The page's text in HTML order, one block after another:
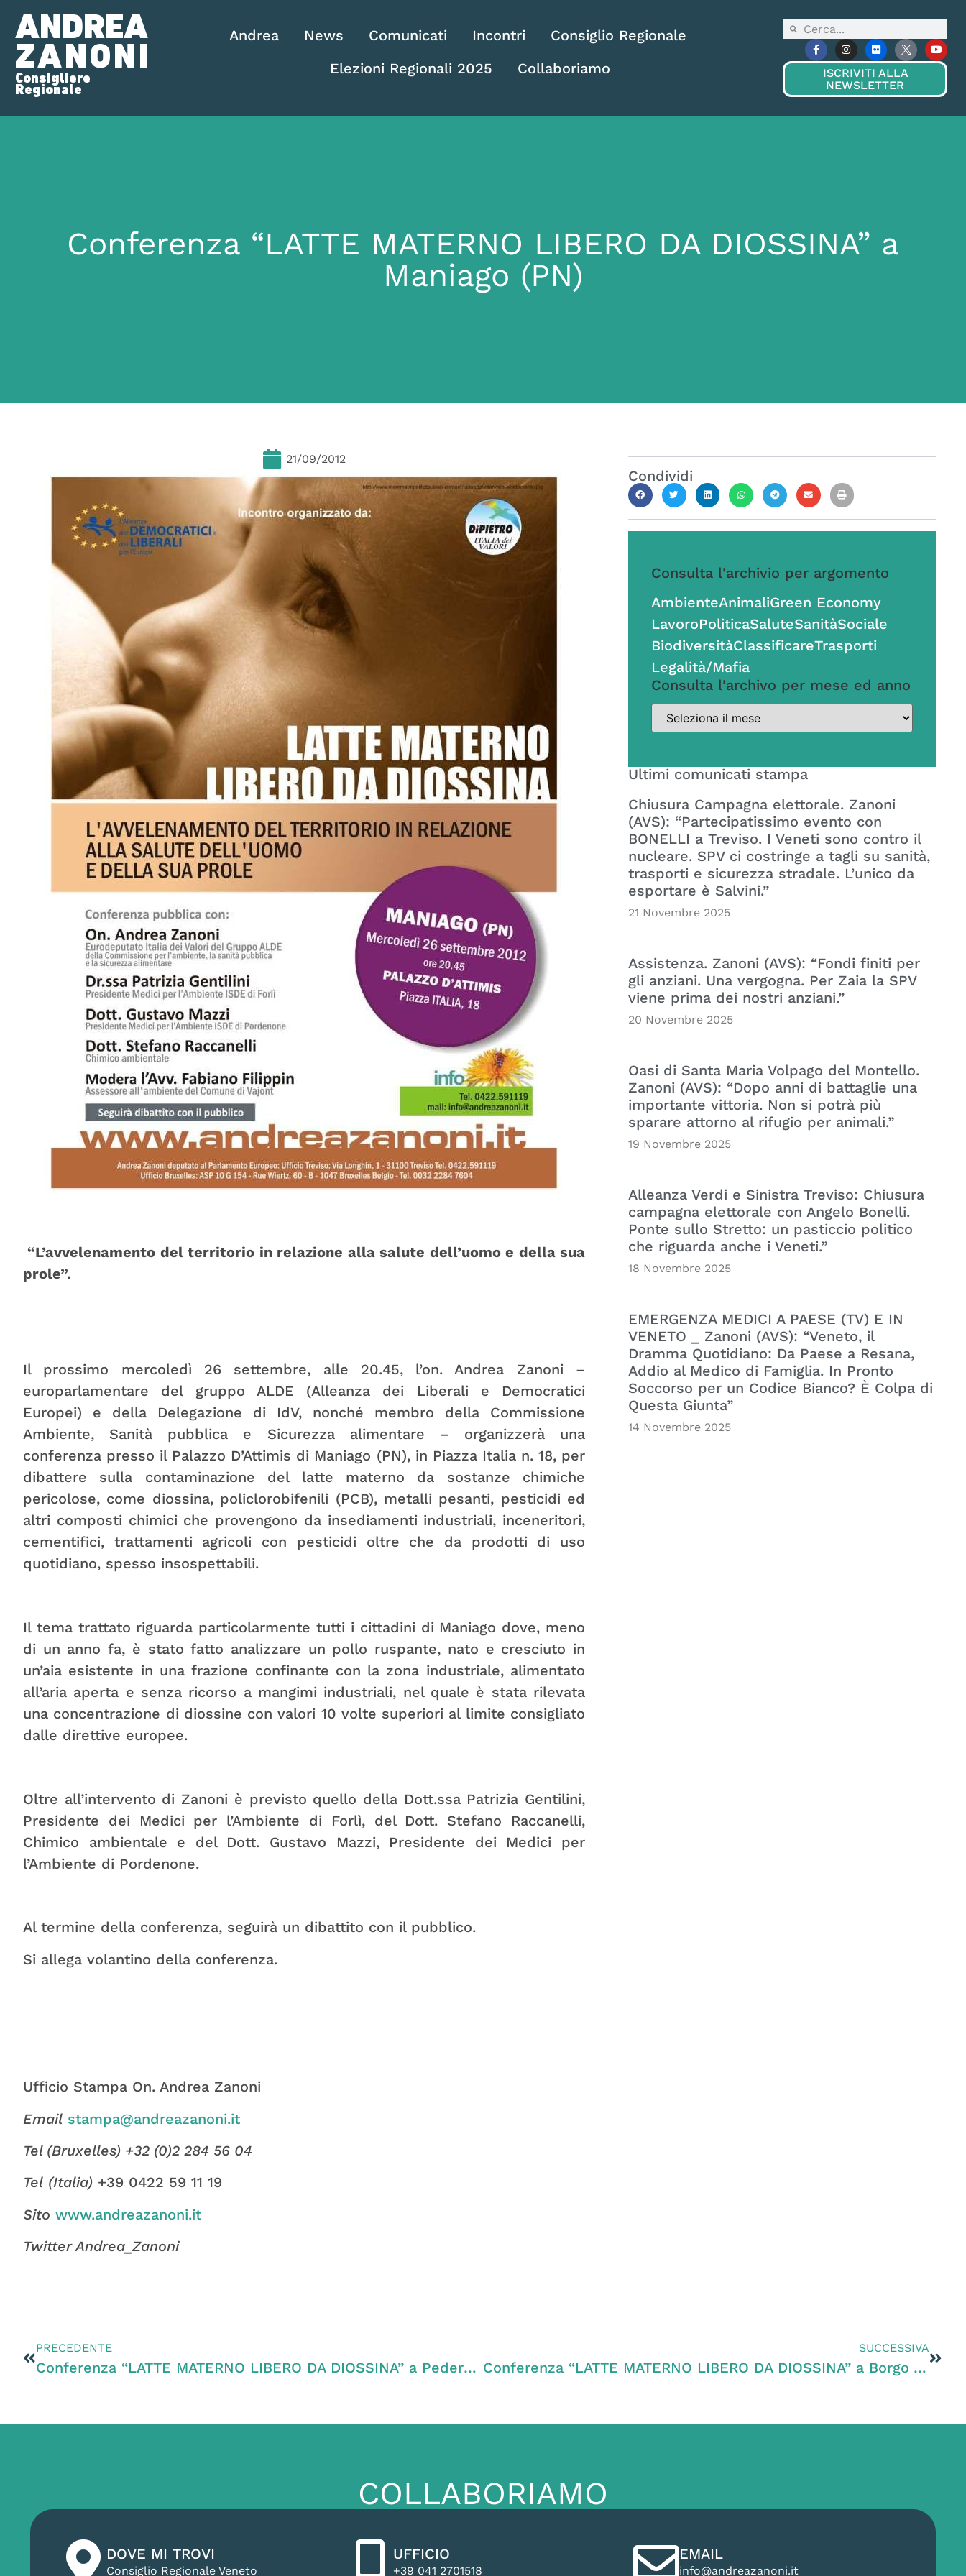
ANDREA
ZANONI
Consigliere
Regionale
Andrea News Comunicati Incontri
Consiglio Regionale
Elezioni Regionali 2025
Collaboriamo
ISCRIVITI ALLA
NEWSLETTER
Conferenza “LATTE MATERNO LIBERO DA DIOSSINA” a
Maniago (PN)
21/09/2012
“L’avvelenamento del territorio in relazione alla salute dell’uomo e della sua
prole”.
Il prossimo mercoledì 26 settembre, alle 20.45, l’on. Andrea Zanoni –
europarlamentare del gruppo ALDE (Alleanza dei Liberali e Democratici
Europei) e della Delegazione di IdV, nonché membro della Commissione
Ambiente, Sanità pubblica e Sicurezza alimentare – organizzerà una
conferenza presso il Palazzo D’Attimis di Maniago (PN), in Piazza Italia n. 18, per
dibattere sulla contaminazione del latte materno da sostanze chimiche
pericolose, come diossina, policlorobifenili (PCB), metalli pesanti, pesticidi ed
altri composti chimici che provengono da insediamenti industriali, inceneritori,
cementifici, trattamenti agricoli con pesticidi oltre che da prodotti di uso
quotidiano, spesso insospettabili.
Il tema trattato riguarda particolarmente tutti i cittadini di Maniago dove, meno
di un anno fa, è stato fatto analizzare un pollo ruspante, nato e cresciuto in
un’aia esistente in una frazione confinante con la zona industriale, alimentato
all’aria aperta e senza ricorso a mangimi industriali, nel quale è stata rilevata
una concentrazione di diossine con valori 10 volte superiori al limite consigliato
dalle direttive europee.
Oltre all’intervento di Zanoni è previsto quello della Dott.ssa Patrizia Gentilini,
Presidente dei Medici per l’Ambiente di Forlì, del Dott. Stefano Raccanelli,
Chimico ambientale e del Dott. Gustavo Mazzi, Presidente dei Medici per
l’Ambiente di Pordenone.
Al termine della conferenza, seguirà un dibattito con il pubblico.
Si allega volantino della conferenza.
Ufficio Stampa On. Andrea Zanoni
Email stampa@andreazanoni.it
Tel (Bruxelles) +32 (0)2 284 56 04
Tel (Italia) +39 0422 59 11 19
Sito www.andreazanoni.it
TwitterAndrea_Zanoni
Condividi
Consulta l'archivio per argomento
AmbienteAnimaliGreen Economy
LavoroPoliticaSaluteSanitàSociale
BiodiversitàClassificareTrasporti
Legalità/Mafia
Consulta l'archivo per mese ed anno
Ultimi comunicati stampa
Chiusura Campagna elettorale. Zanoni
(AVS): “Partecipatissimo evento con
BONELLI a Treviso. I Veneti sono contro il
nucleare. SPV ci costringe a tagli su sanità,
trasporti e sicurezza stradale. L’unico da
esportare è Salvini.”
21 Novembre 2025
Assistenza. Zanoni (AVS): “Fondi finiti per
gli anziani. Una vergogna. Per Zaia la SPV
viene prima dei nostri anziani.”
20 Novembre 2025
Oasi di Santa Maria Volpago del Montello.
Zanoni (AVS): “Dopo anni di battaglie una
importante vittoria. Non si potrà più
sparare attorno al rifugio per animali.”
19 Novembre 2025
Alleanza Verdi e Sinistra Treviso: Chiusura
campagna elettorale con Angelo Bonelli.
Ponte sullo Stretto: un pasticcio politico
che riguarda anche i Veneti.”
18 Novembre 2025
EMERGENZA MEDICI A PAESE (TV) E IN
VENETO _ Zanoni (AVS): “Veneto, il
Dramma Quotidiano: Da Paese a Resana,
Addio al Medico di Famiglia. In Pronto
Soccorso per un Codice Bianco? È Colpa di
Questa Giunta”
14 Novembre 2025
PRECEDENTE
Conferenza “LATTE MATERNO LIBERO DA DIOSSINA” a Pederobba (TV)
SUCCESSIVA
Conferenza “LATTE MATERNO LIBERO DA DIOSSINA” a Borgo Valsugana (TN)
COLLABORIAMO
DOVE MI TROVI
Consiglio Regionale Veneto
UFFICIO
+39 041 2701518
EMAIL
info@andreazanoni.it